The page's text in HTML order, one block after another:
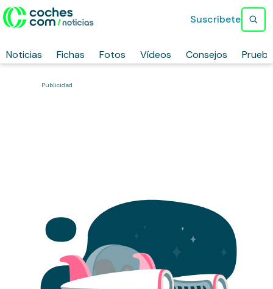
Noticias Fichas Fotos Vídeos Consejos
Suscríbete
Publicidad